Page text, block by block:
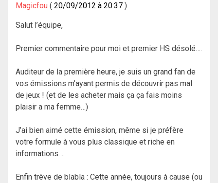
Magicfou 20/09/2012 à 20:37
Salut l’équipe,
Premier commentaire pour moi et premier HS désolé….
Auditeur de la première heure, je suis un grand fan de
vos émissions m’ayant permis de découvrir pas mal
de jeux ! (et de les acheter mais ça ça fais moins
plaisir a ma femme…)
J’ai bien aimé cette émission, même si je préfère
votre formule à vous plus classique et riche en
informations….
Enfin trève de blabla : Cette année, toujours à cause (ou